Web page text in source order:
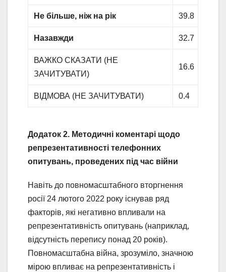
Не більше, ніж на рік 39.8
Назавжди 32.7
ВАЖКО СКАЗАТИ (НЕ
ЗАЧИТУВАТИ)
16.6
ВІДМОВА (НЕ ЗАЧИТУВАТИ) 0.4
Додаток 2. Методичні коментарі щодо
репрезентативності телефонних
опитувань, проведених під час війни
Навіть до повномасштабного вторгнення
росії 24 лютого 2022 року існував ряд
факторів, які негативно впливали на
репрезентативність опитувань (наприклад,
відсутність перепису понад 20 років).
Повномасштабна війна, зрозуміло, значною
мірою впливає на репрезентативність і